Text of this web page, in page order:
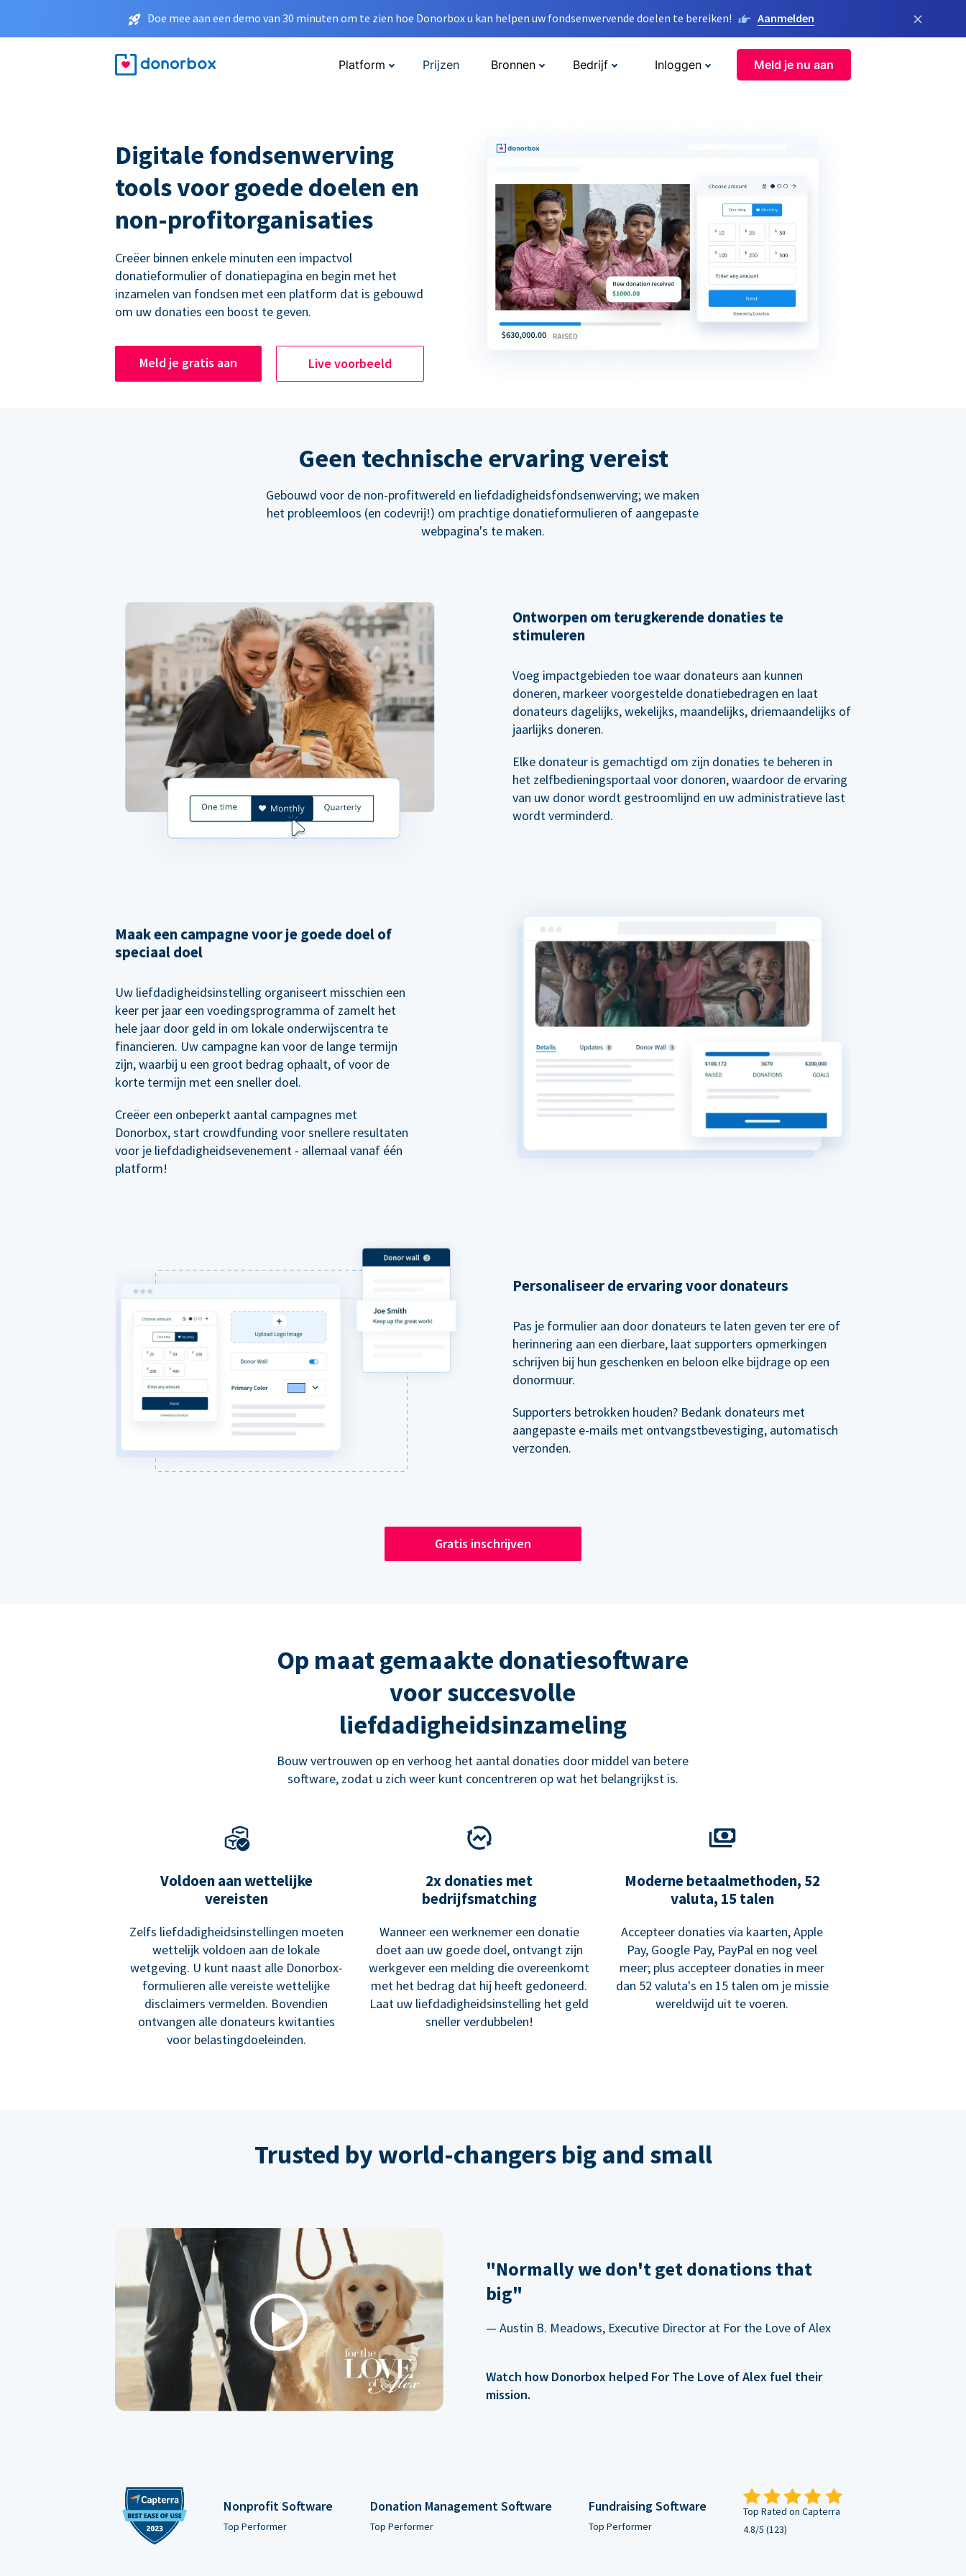
Doe mee aan een demo van 30 minuten om te zien hoe Donorbox u kan helpen uw fondsenwervende doelen te bereiken! Aanmelden ×
Platform Prijzen Bronnen Bedrijf Inloggen Meld je nu aan
Digitale fondsenwerving
tools voor goede doelen en
non-profitorganisaties
Creëer binnen enkele minuten een impactvol
donatieformulier of donatiepagina en begin met het
inzamelen van fondsen met een platform dat is gebouwd
om uw donaties een boost te geven.
Meld je gratis aan Live voorbeeld
Geen technische ervaring vereist
Gebouwd voor de non-profitwereld en liefdadigheidsfondsenwerving; we maken
het probleemloos (en codevrij!) om prachtige donatieformulieren of aangepaste
webpagina's te maken.
Ontworpen om terugkerende donaties te
stimuleren
Voeg impactgebieden toe waar donateurs aan kunnen
doneren, markeer voorgestelde donatiebedragen en laat
donateurs dagelijks, wekelijks, maandelijks, driemaandelijks of
jaarlijks doneren.
Elke donateur is gemachtigd om zijn donaties te beheren in
het zelfbedieningsportaal voor donoren, waardoor de ervaring
van uw donor wordt gestroomlijnd en uw administratieve last
wordt verminderd.
Maak een campagne voor je goede doel of
speciaal doel
Uw liefdadigheidsinstelling organiseert misschien een
keer per jaar een voedingsprogramma of zamelt het
hele jaar door geld in om lokale onderwijscentra te
financieren. Uw campagne kan voor de lange termijn
zijn, waarbij u een groot bedrag ophaalt, of voor de
korte termijn met een sneller doel.
Creëer een onbeperkt aantal campagnes met
Donorbox, start crowdfunding voor snellere resultaten
voor je liefdadigheidsevenement - allemaal vanaf één
platform!
Personaliseer de ervaring voor donateurs
Pas je formulier aan door donateurs te laten geven ter ere of
herinnering aan een dierbare, laat supporters opmerkingen
schrijven bij hun geschenken en beloon elke bijdrage op een
donormuur.
Supporters betrokken houden? Bedank donateurs met
aangepaste e-mails met ontvangstbevestiging, automatisch
verzonden.
Gratis inschrijven
Op maat gemaakte donatiesoftware
voor succesvolle
liefdadigheidsinzameling
Bouw vertrouwen op en verhoog het aantal donaties door middel van betere
software, zodat u zich weer kunt concentreren op wat het belangrijkst is.
Voldoen aan wettelijke
vereisten
Zelfs liefdadigheidsinstellingen moeten
wettelijk voldoen aan de lokale
wetgeving. U kunt naast alle Donorbox-
formulieren alle vereiste wettelijke
disclaimers vermelden. Bovendien
ontvangen alle donateurs kwitanties
voor belastingdoeleinden.
2x donaties met
bedrijfsmatching
Wanneer een werknemer een donatie
doet aan uw goede doel, ontvangt zijn
werkgever een melding die overeenkomt
met het bedrag dat hij heeft gedoneerd.
Laat uw liefdadigheidsinstelling het geld
sneller verdubbelen!
Moderne betaalmethoden, 52
valuta, 15 talen
Accepteer donaties via kaarten, Apple
Pay, Google Pay, PayPal en nog veel
meer; plus accepteer donaties in meer
dan 52 valuta's en 15 talen om je missie
wereldwijd uit te voeren.
Trusted by world-changers big and small
Play
"Normally we don't get donations that
big"
— Austin B. Meadows, Executive Director at For the Love of Alex
Watch how Donorbox helped For The Love of Alex fuel their
mission.
Nonprofit Software
Top Performer
Donation Management Software
Top Performer
Fundraising Software
Top Performer
Top Rated on Capterra
4.8/5 (123)